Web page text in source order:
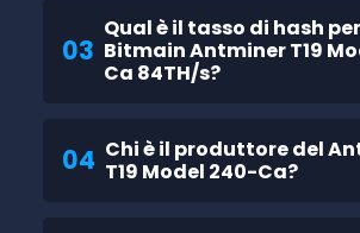
03
Qual è il tasso di hash
Bitmain Antminer T19
Ca 84TH/s?
04 Chi è il produttore del
T19 Model 240-Ca?